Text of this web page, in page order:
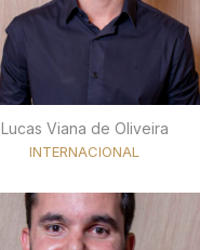
Lucas Viana de Oliveira
INTERNACIONAL